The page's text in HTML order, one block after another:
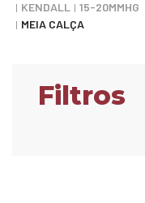
KENDALL
15-20MMHG
MEIA CALÇA